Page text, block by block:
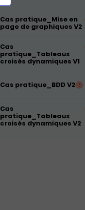
Cas pratique_Mise en
page de graphiques V2
Cas
pratique_Tableaux
croisés dynamiques V1
Cas pratique_BDD V2
Cas
pratique_Tableaux
croisés dynamiques V2